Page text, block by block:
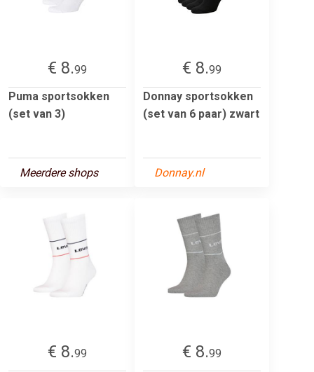
€ 8.99
Puma sportsokken
(set van 3)
Meerdere shops
€ 8.99
Donnay sportsokken
(set van 6 paar) zwart
Donnay.nl
€ 8.99
€ 8.99